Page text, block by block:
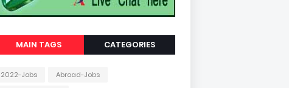
MAIN TAGS CATEGORIES
2022-Jobs
Abroad-Jobs